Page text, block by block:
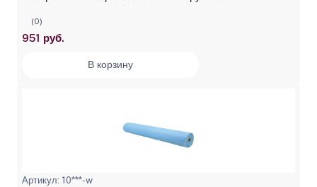
(0)
951 руб.
В корзину
Артикул: 10***-w